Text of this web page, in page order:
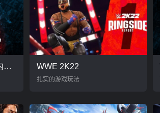
WWE 2K26（Steam国内自备账号） WWE 2K22
扎实的游戏玩法